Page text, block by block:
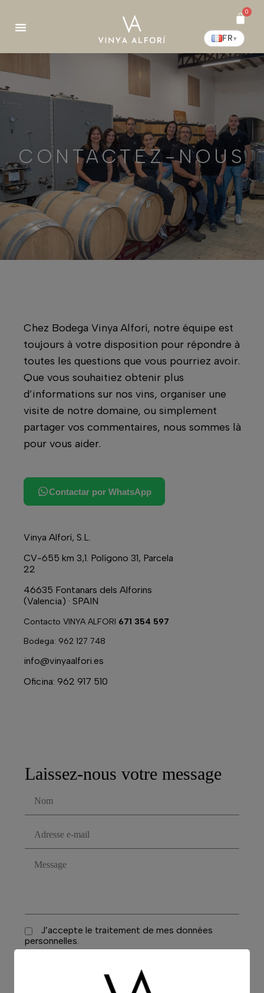
0
FR▾
CONTACTEZ-NOUS
Chez Bodega Vinya Alforí, notre équipe est
toujours à votre disposition pour répondre à
toutes les questions que vous pourriez avoir.
Que vous souhaitiez obtenir plus
d’informations sur nos vins, organiser une
visite de notre domaine, ou simplement
partager vos commentaires, nous sommes là
pour vous aider.
Contactar por WhatsApp
Vinya Alforí, S.L.
CV-655 km 3,1. Polígono 31, Parcela
22
46635 Fontanars dels Alforins
(Valencia) · SPAIN
Contacto VINYA ALFORI 671 354 597
Bodega: 962 127 748
info@vinyaalfori.es
Oficina: 962 917 510
Laissez-nous votre message
J’accepte le traitement de mes données
personnelles.
Enviar